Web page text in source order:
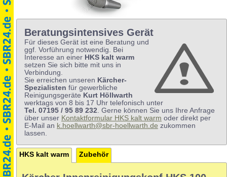
Beratungsintensives Gerät
Für dieses Gerät ist eine Beratung und
ggf. Vorführung notwendig. Bei
Interesse an einer HKS kalt warm
setzen Sie sich bitte mit uns in
Verbindung.
Sie erreichen unseren Kärcher-
Spezialisten für gewerbliche
Reinigungsgeräte Kurt Höllwarth
werktags von 8 bis 17 Uhr telefonisch unter
Tel. 07195 / 95 89 232 . Gerne können Sie uns Ihre Anfrage
über unser Kontaktformular HKS kalt warm oder direkt per
E-Mail an k.hoellwarth@sbr-hoellwarth.de zukommen
lassen.
HKS kalt warm Zubehör